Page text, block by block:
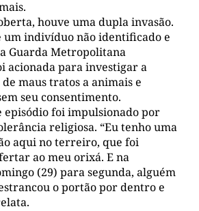
houve uma dupla invasão.
um indivíduo não identificado e
Guarda Metropolitana
acionada para investigar a
maus tratos a animais e
seu consentimento.
episódio foi impulsionado por
religiosa. “Eu tenho uma
aqui no terreiro, que foi
ao meu orixá. E na
(29) para segunda, alguém
o portão por dentro e